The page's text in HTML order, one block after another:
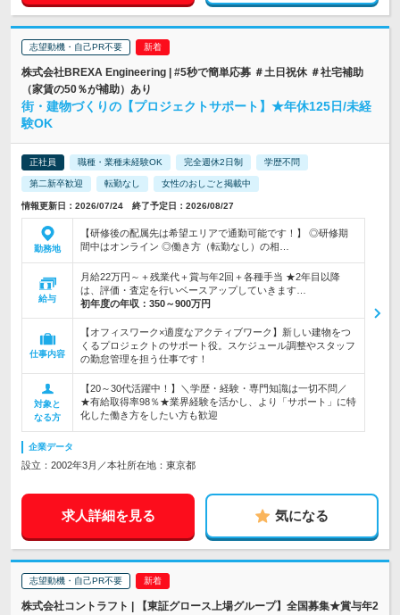
志望動機・自己PR不要
株式会社BREXA Engineering | #5秒で簡単応募 ＃土日祝休 ＃社宅補助
（家賃の50％が補助）あり
街・建物づくりの【プロジェクトサポート】★年休125日/未経
験OK
正社員 職種・業種未経験OK 完全週休2日制 学歴不問
第二新卒歓迎 転勤なし 女性のおしごと掲載中
情報更新日：2026/07/24 終了予定日：2026/08/27
勤務地
【研修後の配属先は希望エリアで通勤可能です！】 ◎研修期
間中はオンライン ◎働き方（転勤なし）の相…
給与
月給22万円～＋残業代＋賞与年2回＋各種手当 ★2年目以降
は、評価・査定を行いベースアップしていきます…
初年度の年収： 350～900万円
仕事内容
【オフィスワーク×適度なアクティブワーク】新しい建物をつ
くるプロジェクトのサポート役。スケジュール調整やスタッフ
の勤怠管理を担う仕事です！
対象と
なる方
【20～30代活躍中！】＼学歴・経験・専門知識は一切不問／
★有給取得率98％★業界経験を活かし、より「サポート」に特
化した働き方をしたい方も歓迎
企業データ
設立：2002年3月／本社所在地：東京都
求人詳細を見る 気になる
志望動機・自己PR不要
株式会社コントラフト | 【東証グロース上場グループ】全国募集★賞与年2